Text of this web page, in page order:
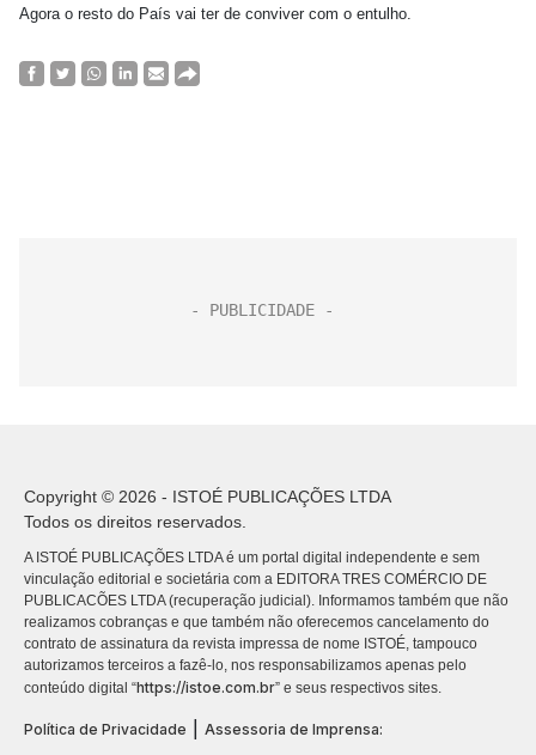
Agora o resto do País vai ter de conviver com o entulho.
Copyright © 2026 - ISTOÉ PUBLICAÇÕES LTDA
Todos os direitos reservados.
A ISTOÉ PUBLICAÇÕES LTDA é um portal digital independente e sem
vinculação editorial e societária com a EDITORA TRES COMÉRCIO DE
PUBLICACÕES LTDA (recuperação judicial). Informamos também que não
realizamos cobranças e que também não oferecemos cancelamento do
contrato de assinatura da revista impressa de nome ISTOÉ, tampouco
autorizamos terceiros a fazê-lo, nos responsabilizamos apenas pelo
conteúdo digital “https://istoe.com.br” e seus respectivos sites.
Política de Privacidade
Assessoria de Imprensa: